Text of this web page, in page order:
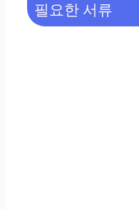
필요한 서류